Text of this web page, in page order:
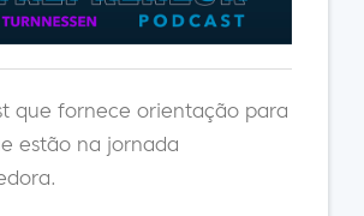
que fornece orientação para
estão na jornada